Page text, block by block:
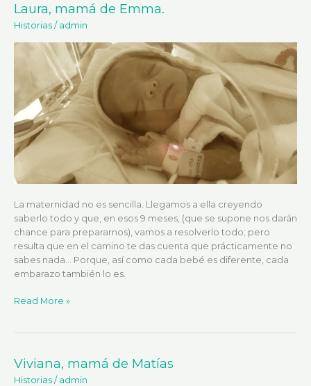
Laura, mamá de Emma.
Historias / admin
La maternidad no es sencilla. Llegamos a ella creyendo
saberlo todo y que, en esos 9 meses, (que se supone nos darán
chance para prepararnos), vamos a resolverlo todo; pero
resulta que en el camino te das cuenta que prácticamente no
sabes nada… Porque, así como cada bebé es diferente, cada
embarazo también lo es.
Laura,
mamá
Emma.
Read More »
Viviana, mamá de Matías
Historias / admin
Viviana,
mamá